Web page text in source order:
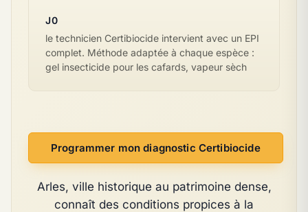
J0
le technicien Certibiocide intervient avec un EPI
complet. Méthode adaptée à chaque espèce :
gel insecticide pour les cafards, vapeur sèch
Programmer mon diagnostic Certibiocide
Arles, ville historique au patrimoine dense,
connaît des conditions propices à la